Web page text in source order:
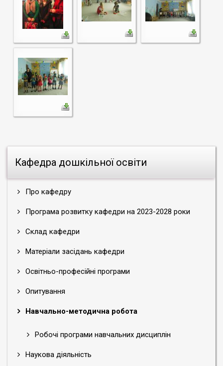
Кафедра дошкільної освіти
Про кафедру
Програма розвитку кафедри на 2023-2028 роки
Склад кафедри
Матеріали засідань кафедри
Освітньо-професійні програми
Опитування
Навчально-методична робота
Робочі програми навчальних дисциплін
Наукова діяльність